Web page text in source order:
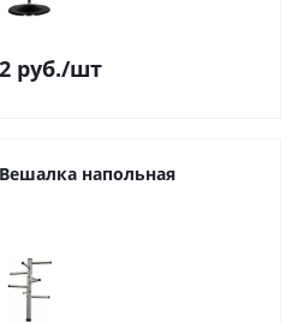
руб./шт
напольная